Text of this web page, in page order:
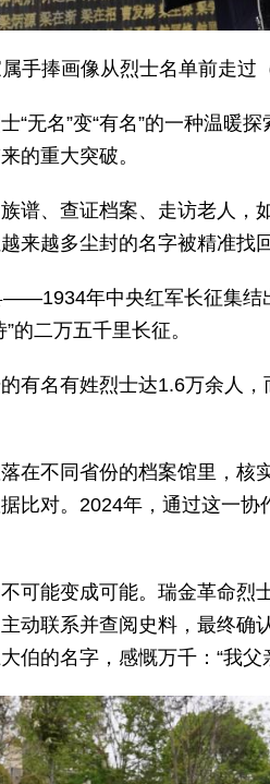
手捧画像从烈士名单前走过
“无名”变“有名”的一种温暖
的重大突破。
谱、查证档案、走访老人，
来越多尘封的名字被精准找回
年中央红军长征集结
的二万五千里长征。
有名有姓烈士达1.6万余人
在不同省份的档案馆里，核
比对。2024年，通过这一
可能变成可能。瑞金革命烈
动联系并查阅史料，最终确
伯的名字，感慨万千：“我父